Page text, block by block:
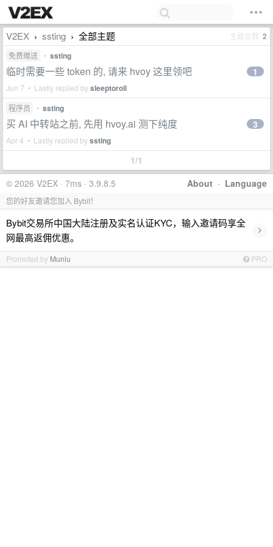
V2EX › ssting › 全部主题 主题总数 2
免费赠送 • ssting
临时需要一些 token 的, 请来 hvoy 这里领吧
Jun 7 • Lastly replied bysleeptoroll
1
程序员 • ssting
买 AI 中转站之前, 先用 hvoy.ai 测下纯度
Apr 4 • Lastly replied byssting
3
1/1
About · Language
© 2026 V2EX · 7ms · 3.9.8.5
您的好友邀请您加入 Bybit！
Bybit交易所中国大陆注册及实名认证KYC，输入邀请码享全
网最高返佣优惠。
›
Promoted by Muniu PRO